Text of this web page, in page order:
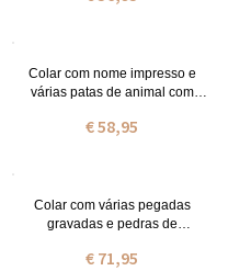
Colar com nome impresso e
várias patas de animal com
€ 58,95
Colar com várias pegadas
gravadas e pedras de
€ 71,95